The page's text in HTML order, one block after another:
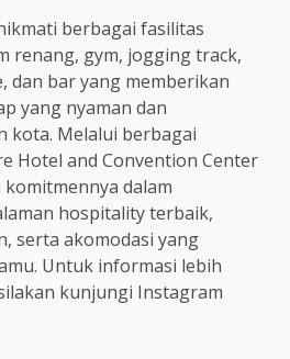
berbagai fasilitas
renang, gym, jogging track,
dan bar yang memberikan
yang nyaman dan
kota. Melalui berbagai
Hotel and Convention Center
dalam
hospitality terbaik,
serta akomodasi yang
Untuk informasi lebih
kunjungi Instagram